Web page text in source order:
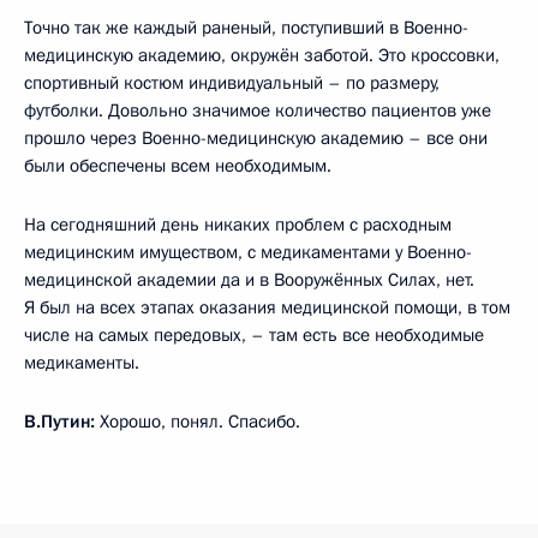
Точно так же каждый раненый, поступивший в Военно-
медицинскую академию, окружён заботой. Это кроссовки,
спортивный костюм индивидуальный – по размеру,
футболки. Довольно значимое количество пациентов уже
прошло через Военно-медицинскую академию – все они
были обеспечены всем необходимым.
На сегодняшний день никаких проблем с расходным
медицинским имуществом, с медикаментами у Военно-
медицинской академии да и в Вооружённых Силах, нет.
Я был на всех этапах оказания медицинской помощи, в том
числе на самых передовых, – там есть все необходимые
медикаменты.
В.Путин: Хорошо, понял. Спасибо.